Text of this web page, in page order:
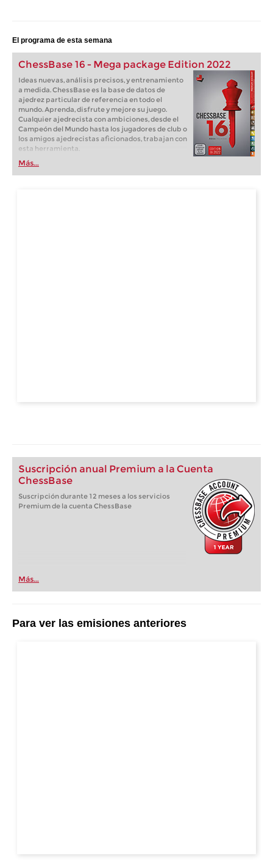
El programa de esta semana
ChessBase 16 - Mega package Edition 2022
Ideas nuevas, análisis precisos, y entrenamiento
a medida. ChessBase es la base de datos de
ajedrez particular de referencia en todo el
mundo. Aprenda, disfrute y mejore su juego.
Cualquier ajedrecista con ambiciones, desde el
Campeón del Mundo hasta los jugadores de club o
los amigos ajedrecistas aficionados, trabajan con
esta herramienta.
Más...
Suscripción anual Premium a la Cuenta
ChessBase
Suscripción durante 12 meses a los servicios
Premium de la cuenta ChessBase
Más...
Para ver las emisiones anteriores